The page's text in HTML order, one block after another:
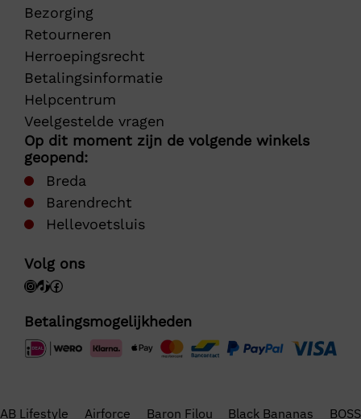
Bezorging
Retourneren
Herroepingsrecht
Betalingsinformatie
Helpcentrum
Veelgestelde vragen
Op dit moment zijn de volgende winkels
geopend:
Breda
Barendrecht
Hellevoetsluis
Volg ons
Betalingsmogelijkheden
AB Lifestyle Airforce Baron Filou Black Bananas BOSS